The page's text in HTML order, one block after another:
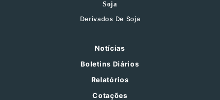
Soja
Derivados De Soja
Notícias
Boletins Diários
Relatórios
Cotações